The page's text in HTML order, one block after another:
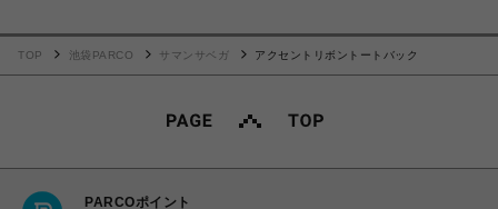
TOP 池袋PARCO サマンサベガ アクセントリボントートバック
PARCOポイント